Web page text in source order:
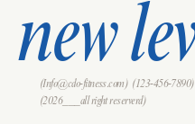
new
(Info@cdo-fitness.com) (123-456-7890)
(2026___all right reserverd)